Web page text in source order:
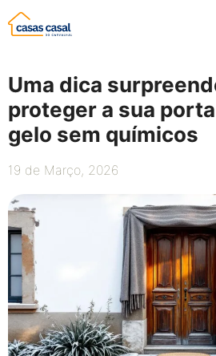
Saltar
para
Uma dica
proteger a sua
gelo sem químicos
19 de Março, 2026